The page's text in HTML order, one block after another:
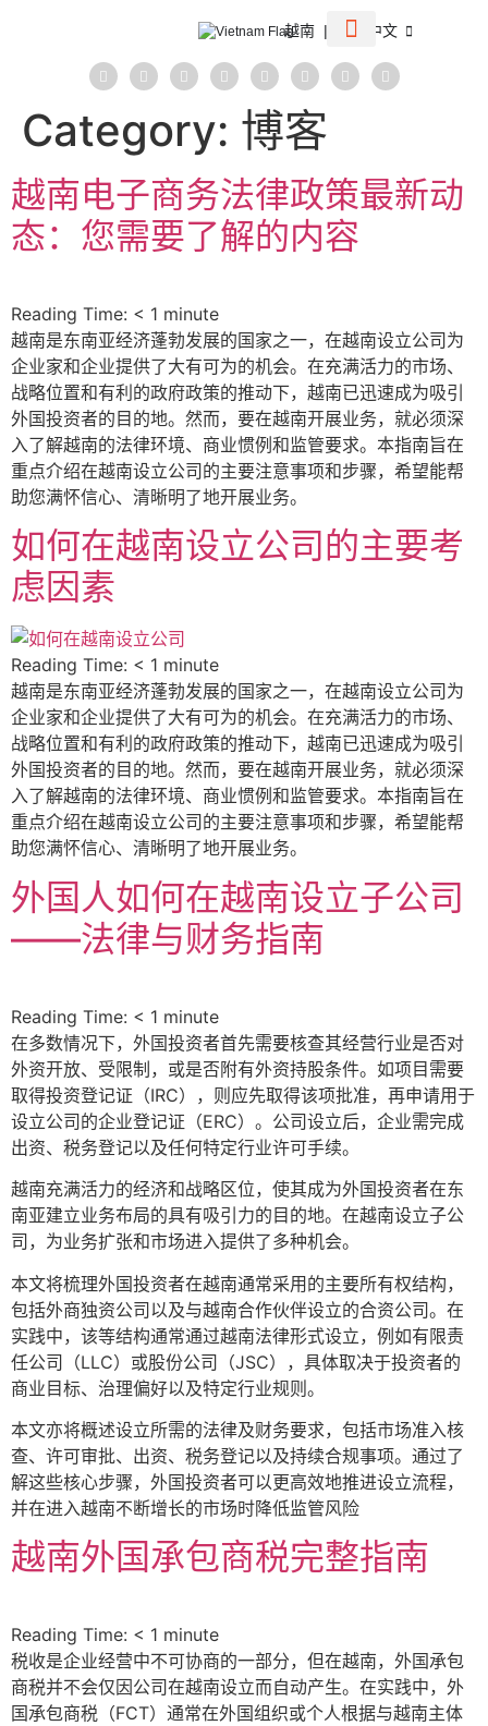
越南 | 简体中文
Category: 博客
越南电子商务法律政策最新动
态：您需要了解的内容
Reading Time: < 1 minute
越南是东南亚经济蓬勃发展的国家之一，在越南设立公司为
企业家和企业提供了大有可为的机会。在充满活力的市场、
战略位置和有利的政府政策的推动下，越南已迅速成为吸引
外国投资者的目的地。然而，要在越南开展业务，就必须深
入了解越南的法律环境、商业惯例和监管要求。本指南旨在
重点介绍在越南设立公司的主要注意事项和步骤，希望能帮
助您满怀信心、清晰明了地开展业务。
如何在越南设立公司的主要考
虑因素
Reading Time: < 1 minute
越南是东南亚经济蓬勃发展的国家之一，在越南设立公司为
企业家和企业提供了大有可为的机会。在充满活力的市场、
战略位置和有利的政府政策的推动下，越南已迅速成为吸引
外国投资者的目的地。然而，要在越南开展业务，就必须深
入了解越南的法律环境、商业惯例和监管要求。本指南旨在
重点介绍在越南设立公司的主要注意事项和步骤，希望能帮
助您满怀信心、清晰明了地开展业务。
外国人如何在越南设立子公司
——法律与财务指南
Reading Time: < 1 minute
在多数情况下，外国投资者首先需要核查其经营行业是否对
外资开放、受限制，或是否附有外资持股条件。如项目需要
取得投资登记证（IRC），则应先取得该项批准，再申请用于
设立公司的企业登记证（ERC）。公司设立后，企业需完成
出资、税务登记以及任何特定行业许可手续。
越南充满活力的经济和战略区位，使其成为外国投资者在东
南亚建立业务布局的具有吸引力的目的地。在越南设立子公
司，为业务扩张和市场进入提供了多种机会。
本文将梳理外国投资者在越南通常采用的主要所有权结构，
包括外商独资公司以及与越南合作伙伴设立的合资公司。在
实践中，该等结构通常通过越南法律形式设立，例如有限责
任公司（LLC）或股份公司（JSC），具体取决于投资者的
商业目标、治理偏好以及特定行业规则。
本文亦将概述设立所需的法律及财务要求，包括市场准入核
查、许可审批、出资、税务登记以及持续合规事项。通过了
解这些核心步骤，外国投资者可以更高效地推进设立流程，
并在进入越南不断增长的市场时降低监管风险
越南外国承包商税完整指南
Reading Time: < 1 minute
税收是企业经营中不可协商的一部分，但在越南，外国承包
商税并不会仅因公司在越南设立而自动产生。在实践中，外
国承包商税（FCT）通常在外国组织或个人根据与越南主体